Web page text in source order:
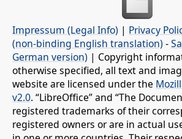
Impressum (Legal Info) | Privacy
(non-binding English translation) -
German version) | Copyright
otherwise specified, all text and
website are licensed under the
v2.0. “LibreOffice” and “The
registered trademarks of their
registered owners or are in actual